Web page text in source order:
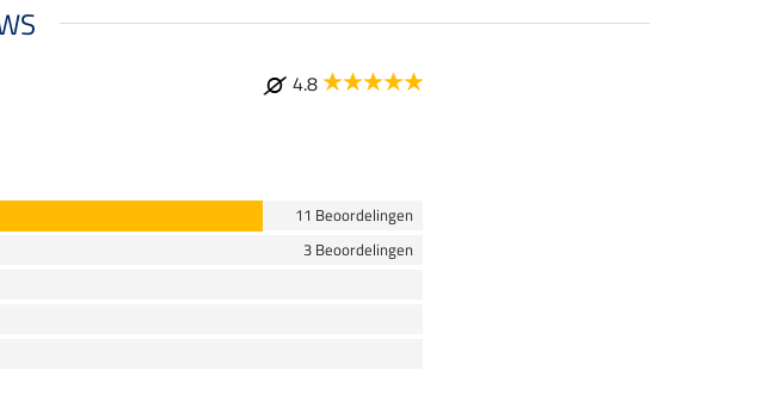
4.8
11 Beoordelingen
3 Beoordelingen